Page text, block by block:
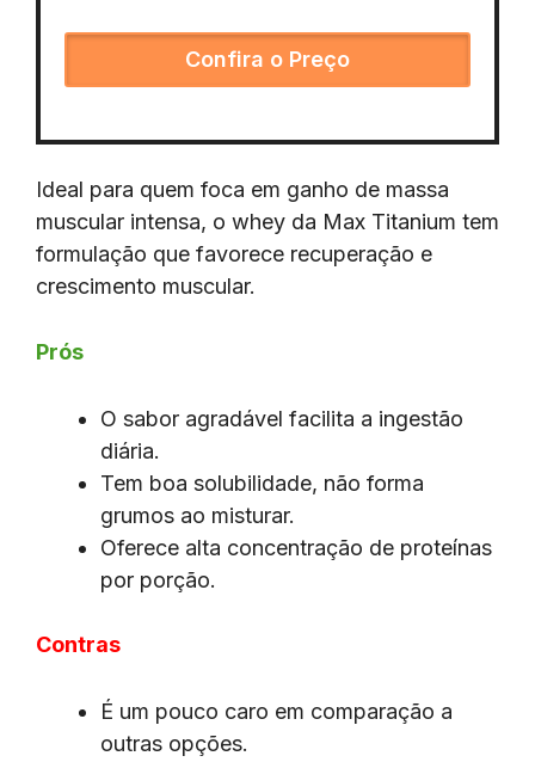
Confira o Preço
Ideal para quem foca em ganho de massa
muscular intensa, o whey da Max Titanium tem
formulação que favorece recuperação e
crescimento muscular.
Prós
O sabor agradável facilita a ingestão
diária.
Tem boa solubilidade, não forma
grumos ao misturar.
Oferece alta concentração de proteínas
por porção.
Contras
É um pouco caro em comparação a
outras opções.